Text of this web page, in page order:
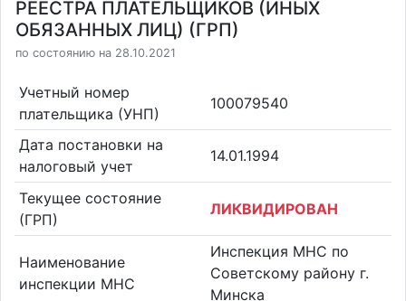
РЕЕСТРА ПЛАТЕЛЬЩИКОВ (ИНЫХ
ОБЯЗАННЫХ ЛИЦ) (ГРП)
по состоянию на 28.10.2021
Учетный номер
плательщика (УНП)
100079540
Дата постановки на
налоговый учет
14.01.1994
Текущее состояние
(ГРП)
ЛИКВИДИРОВАН
Наименование
инспекции МНС
Инспекция МНС по
Советскому району г.
Минска